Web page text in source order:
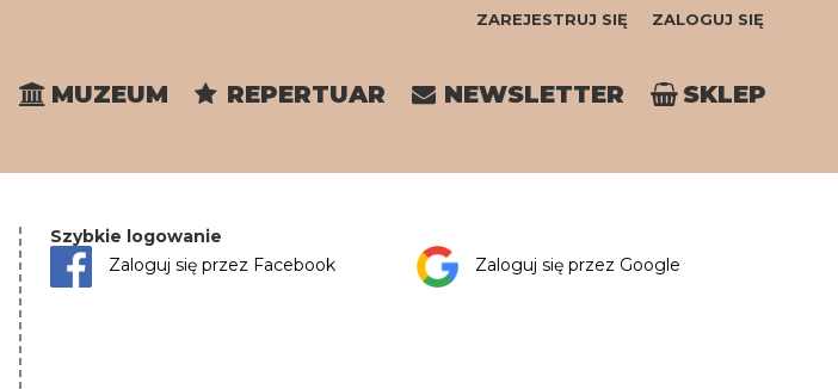
ZAREJESTRUJ SIĘ ZALOGUJ SIĘ
0,00
MUZEUM REPERTUAR NEWSLETTER SKLEP
Szybkie logowanie
Zaloguj się przez Facebook
Zaloguj się przez Google